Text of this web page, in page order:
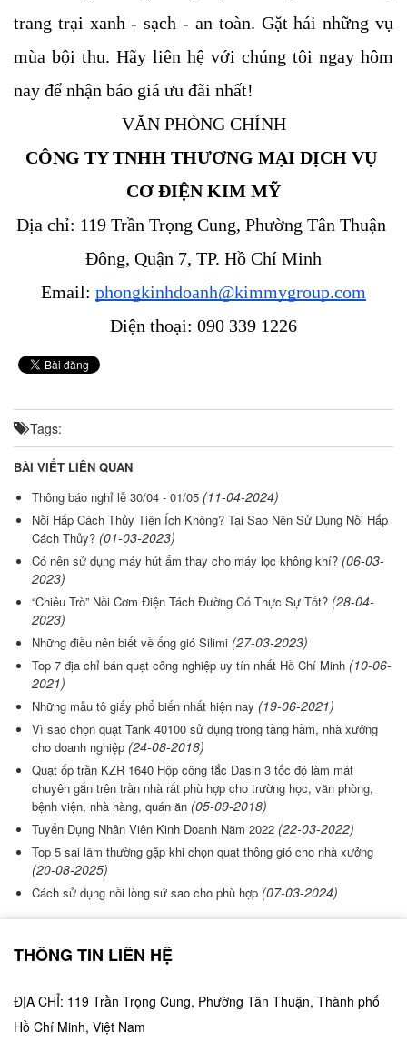
trang trại xanh - sạch - an toàn. Gặt hái những vụ
mùa bội thu. Hãy liên hệ với chúng tôi ngay hôm
nay để nhận báo giá ưu đãi nhất!
VĂN PHÒNG CHÍNH
CÔNG TY TNHH THƯƠNG MẠI DỊCH VỤ
CƠ ĐIỆN KIM MỸ
Địa chỉ: 119 Trần Trọng Cung, Phường Tân Thuận
Đông, Quận 7, TP. Hồ Chí Minh
Email: phongkinhdoanh@kimmygroup.com
Điện thoại: 090 339 1226
Tags:
BÀI VIẾT LIÊN QUAN
Thông báo nghỉ lễ 30/04 - 01/05 (11-04-2024)
Nồi Hấp Cách Thủy Tiện Ích Không? Tại Sao Nên Sử Dụng Nồi Hấp
Cách Thủy? (01-03-2023)
Có nên sử dụng máy hút ẩm thay cho máy lọc không khí? (06-03-
2023)
“Chiêu Trò” Nồi Cơm Điện Tách Đường Có Thực Sự Tốt? (28-04-
2023)
Những điều nên biết về ống gió Silimi (27-03-2023)
Top 7 địa chỉ bán quạt công nghiệp uy tín nhất Hồ Chí Minh (10-06-
2021)
Những mẫu tô giấy phổ biến nhất hiện nay (19-06-2021)
Vì sao chọn quạt Tank 40100 sử dụng trong tầng hầm, nhà xưởng
cho doanh nghiệp (24-08-2018)
Quạt ốp trần KZR 1640 Hộp công tắc Dasin 3 tốc độ làm mát
chuyên gắn trên trần nhà rất phù hợp cho trường học, văn phòng,
bệnh viện, nhà hàng, quán ăn (05-09-2018)
Tuyển Dụng Nhân Viên Kinh Doanh Năm 2022 (22-03-2022)
Top 5 sai lầm thường gặp khi chọn quạt thông gió cho nhà xưởng
(20-08-2025)
Cách sử dụng nồi lòng sứ sao cho phù hợp (07-03-2024)
THÔNG TIN LIÊN HỆ
ĐỊA CHỈ: 119 Trần Trọng Cung, Phường Tân Thuận, Thành phố
Hồ Chí Minh, Việt Nam